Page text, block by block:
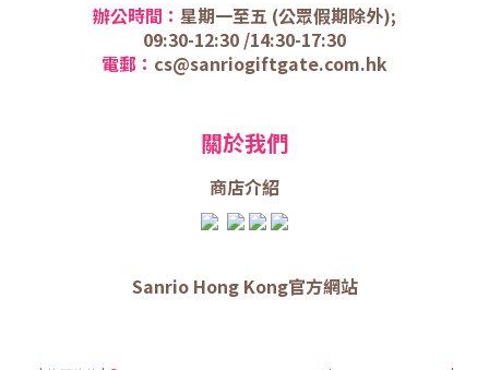
辦公時間： 星期一至五 (公眾假期除外);
09:30-12:30 /14:30-17:30
電郵： cs@sanriogiftgate.com.hk
關於我們
商店介紹
Sanrio Hong Kong官方網站